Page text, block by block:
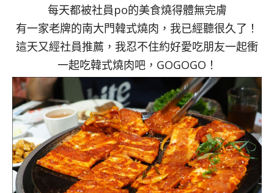
每天都被社員po的美食燒得體無完膚
有一家老牌的南大門韓式燒肉，我已經聽很久了！
這天又經社員推薦，我忍不住約好愛吃朋友一起衝
一起吃韓式燒肉吧，GOGOGO！